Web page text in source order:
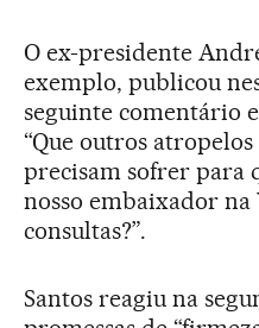
O ex-presidente
exemplo, publicou
seguinte comentário
“Que outros
precisam sofrer para
nosso embaixador na
consultas?”.
Santos reagiu na